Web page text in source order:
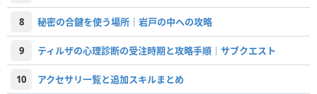
8 秘密の合鍵を使う場所｜岩戸の中への攻略
9 ティルザの心理診断の受注時期と攻略手順｜サブクエスト
10 アクセサリ一覧と追加スキルまとめ